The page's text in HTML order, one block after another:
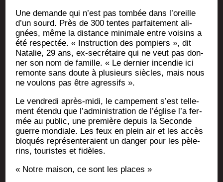
Une demande qui n’est pas tom­bée dans l’oreille
d’un sourd. Près de 300 tentes par­fai­te­ment ali­
gnées, même la dis­tance mini­male entre voi­sins a
été res­pec­tée. « Ins­truc­tion des pom­piers », dit
Nata­lie, 29 ans, ex-secré­taire qui ne veut pas don­
ner son nom de famille. « Le der­nier incen­die ici
remonte sans doute à plu­sieurs siècles, mais nous
ne vou­lons pas être agressifs ».
Le ven­dre­di après-midi, le cam­pe­ment s’est tel­le­
ment éten­du que l’administration de l’église l’a fer­
mée au public, une pre­mière depuis la Seconde
guerre mon­diale. Les feux en plein air et les accès
blo­qués repré­sen­te­raient un dan­ger pour les pèle­
rins, tou­ristes et fidèles.
« Notre mai­son, ce sont les places »